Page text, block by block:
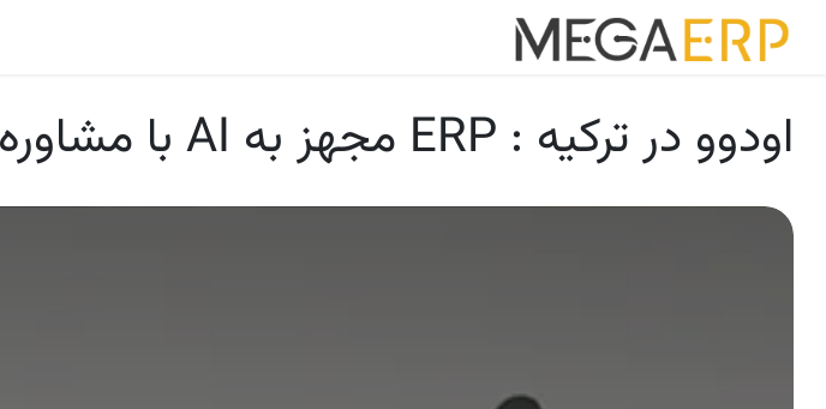
پرش به محتوا
اودوو در ترکیه : ERP مجهز به AI با مشاوره، استقرار، آموزش و پشتیبانی